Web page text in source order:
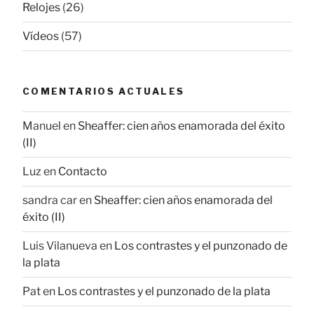
Relojes (26)
Vídeos (57)
COMENTARIOS ACTUALES
Manuel en Sheaffer: cien años enamorada del éxito
(II)
Luz en Contacto
sandra caren Sheaffer: cien años enamorada del
éxito (II)
Luis Vilanueva en Los contrastes y el punzonado de
la plata
Paten Los contrastes y el punzonado de la plata